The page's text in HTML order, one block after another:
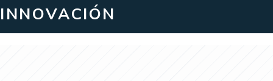
INNOVACIÓN